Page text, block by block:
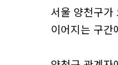
서울 양천구가
이어지는 구